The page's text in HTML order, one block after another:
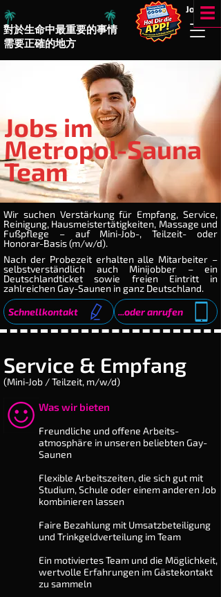
☰
對於生命中最重要的事情
需要正確的地方
Jobs!!
Jobs im
Metropol-Sauna
Team
Wir suchen Verstärkung für Empfang, Service,
Reinigung, Hausmeistertätigkeiten, Massage und
Fußpflege – auf Mini-Job-, Teilzeit- oder
Honorar-Basis (m/w/d).
Nach der Probezeit erhalten alle Mitarbeiter –
selbstverständlich auch Minijobber – ein
Deutschlandticket sowie freien Eintritt in
zahlreichen Gay-Saunen in ganz Deutschland.
Schnellkontakt
...oder anrufen
Service & Empfang
(Mini-Job / Teilzeit, m/w/d)
Was wir bieten
​Freundliche und offene Arbeits­
atmosphäre in unseren beliebten Gay-
Saunen
Flexible Arbeitszeiten, die sich gut mit
Studium, Schule oder einem anderen Job
kombinieren lassen
Faire Bezahlung mit Umsatz­beteiligung
und Trink­geld­ver­teilung im Team
Ein motiviertes Team und die Möglichkeit,
wertvolle Er­fah­rungen im Gästekontakt
zu sammeln